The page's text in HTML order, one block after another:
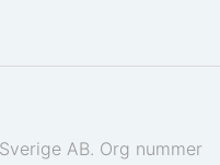
AB. Org nummer